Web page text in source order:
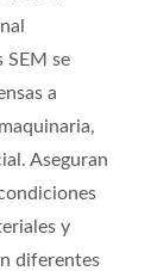
se
a
Aseguran
y
diferentes